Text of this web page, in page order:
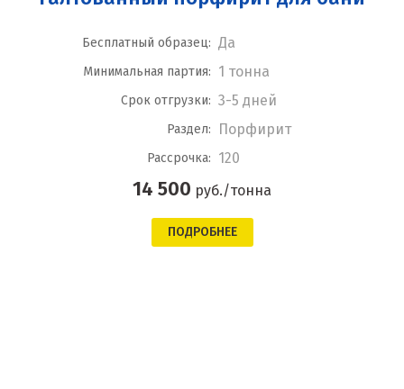
Бесплатный образец: Да
Минимальная партия: 1 тонна
Срок отгрузки: 3-5 дней
Раздел: Порфирит
Рассрочка: 120
14 500 руб./тонна
ПОДРОБНЕЕ